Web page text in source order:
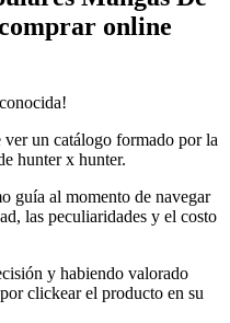
online
un catálogo formado por la
hunter x hunter.
guía al momento de navegar
las peculiaridades y el costo
y habiendo valorado
clickear el producto en su